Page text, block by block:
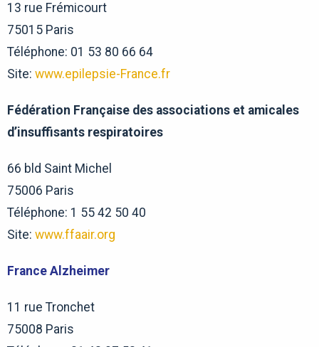
13 rue Frémicourt
75015 Paris
Téléphone: 01 53 80 66 64
Site: www.epilepsie-France.fr
Fédération Française des associations et amicales
d’insuffisants respiratoires
66 bld Saint Michel
75006 Paris
Téléphone: 1 55 42 50 40
Site: www.ffaair.org
France Alzheimer
11 rue Tronchet
75008 Paris